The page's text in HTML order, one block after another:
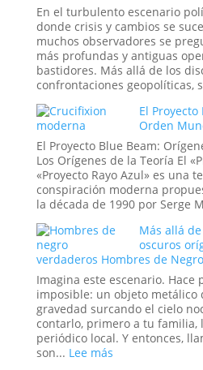
En el turbulento escenario
donde crisis y cambios se
muchos observadores se
más profundas y antiguas
bastidores. Más allá de los
confrontaciones geopolíticas,
El
Orden
El Proyecto Blue Beam:
Los Orígenes de la Teoría El
«Proyecto Rayo Azul» es una
conspiración moderna
la década de 1990 por Serge
Más allá
oscuros
verdaderos Hombres de Negro
Imagina este escenario. Hace
imposible: un objeto metálico
gravedad surcando el cielo
contarlo, primero a tu familia,
periódico local. Y entonces,
son... Lee más: